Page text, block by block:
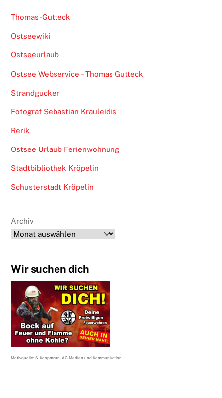
Thomas-Gutteck
Ostseewiki
Ostseeurlaub
Ostsee Webservice – Thomas Gutteck
Strandgucker
Fotograf Sebastian Krauleidis
Rerik
Ostsee Urlaub Ferienwohnung
Stadtbibliothek Kröpelin
Schusterstadt Kröpelin
Archiv
Wir suchen dich
Motivquelle: S. Koopmann, AG Medien und Kommunikation